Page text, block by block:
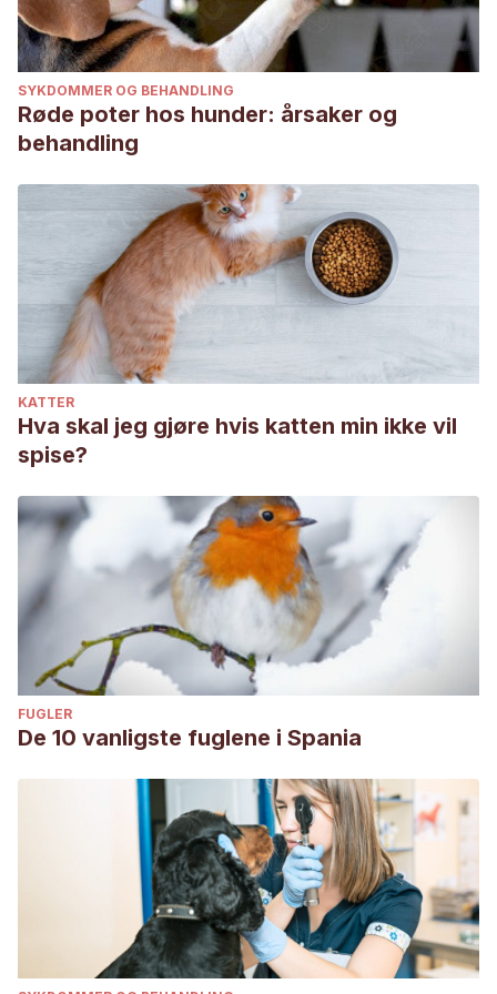
SYKDOMMER OG BEHANDLING
Røde poter hos hunder: årsaker og
behandling
KATTER
Hva skal jeg gjøre hvis katten min ikke vil
spise?
FUGLER
De 10 vanligste fuglene i Spania